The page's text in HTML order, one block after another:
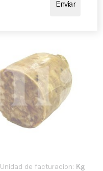
Unidad de facturacion: Kg